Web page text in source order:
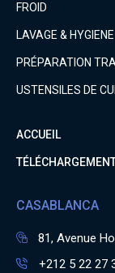
FROID
LAVAGE & HYGIENE
PRÉPARATION
USTENSILES DE
ACCUEIL
CASABLANCA
81, Avenue
+212 5 22 27